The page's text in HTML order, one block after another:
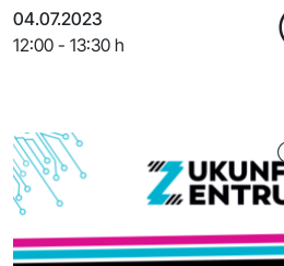
04.07.2023
12:00 - 13:30 h